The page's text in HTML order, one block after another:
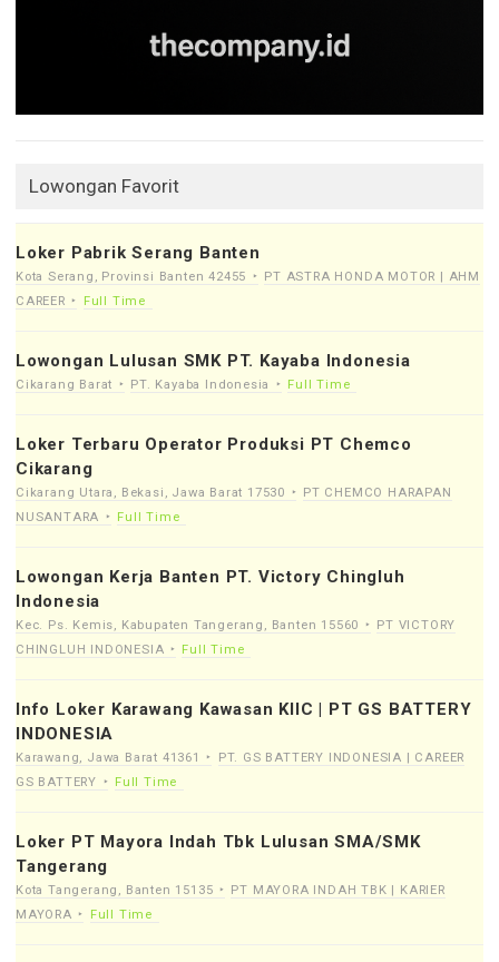
Lowongan Favorit
Loker Pabrik Serang Banten
Kota Serang, Provinsi Banten 42455
PT ASTRA HONDA MOTOR | AHM
CAREER
Full Time
Lowongan Lulusan SMK PT. Kayaba Indonesia
Cikarang Barat PT. Kayaba Indonesia Full Time
Loker Terbaru Operator Produksi PT Chemco
Cikarang
Cikarang Utara, Bekasi, Jawa Barat 17530
PT CHEMCO HARAPAN
NUSANTARA
Full Time
Lowongan Kerja Banten PT. Victory Chingluh
Indonesia
Kec. Ps. Kemis, Kabupaten Tangerang, Banten 15560
PT VICTORY
CHINGLUH INDONESIA
Full Time
Info Loker Karawang Kawasan KIIC | PT GS BATTERY
INDONESIA
Karawang, Jawa Barat 41361
PT. GS BATTERY INDONESIA | CAREER
GS BATTERY
Full Time
Loker PT Mayora Indah Tbk Lulusan SMA/SMK
Tangerang
Kota Tangerang, Banten 15135
PT MAYORA INDAH TBK | KARIER
MAYORA
Full Time